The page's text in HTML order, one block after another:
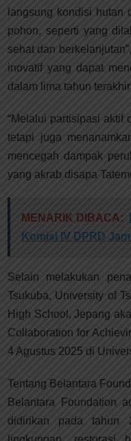
langsung kondisi hutan
pohon, seperti yang
sehat dan
inovatif yang dapat
dalam lima tahun
“Melalui partisipasi aktif
tetapi juga
mencegah dampak
yang akrab disapa
MENARIK DIBACA:
Komisi IV DPRD
Selain melakukan
Tsukuba, University of
High School, Jepang
Collaboration for
4 Agustus 2025 di
Tentang Belantara
Belantara Foundation
didirikan pada tahun